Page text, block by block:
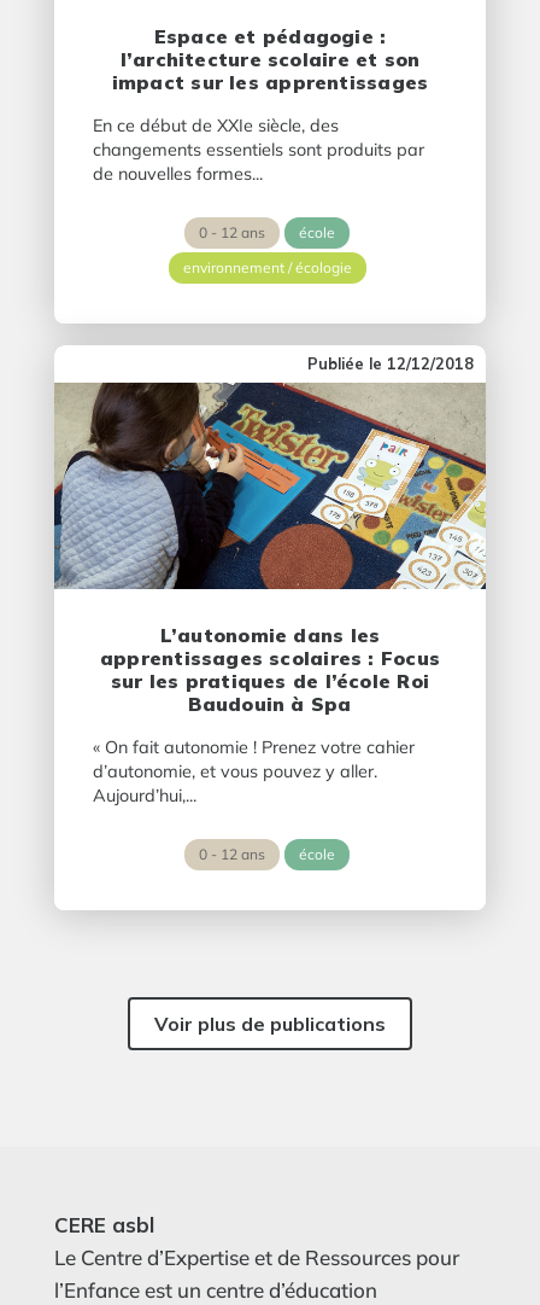
Espace et pédagogie :
l’architecture scolaire et son
impact sur les apprentissages
En ce début de XXIe siècle, des
changements essentiels sont produits par
de nouvelles formes...
0 - 12 ans
école
environnement / écologie
12/12/2018
L’autonomie dans les
apprentissages scolaires : Focus
sur les pratiques de l’école Roi
Baudouin à Spa
« On fait autonomie ! Prenez votre cahier
d’autonomie, et vous pouvez y aller.
Aujourd’hui,...
0 - 12 ans école
Voir plus de publications
CERE asbl
Le Centre d’Expertise et de Ressources pour
l’Enfance est un centre d’éducation